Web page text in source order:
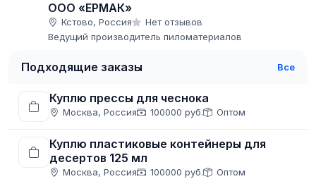
ООО «ЕРМАК»
Кстово, Россия
Нет отзывов
Ведущий производитель пиломатериалов
Подходящие заказы Все
Куплю прессы для чеснока
Москва, Россия 100000 руб. Оптом
Куплю пластиковые контейнеры для
десертов 125 мл
Москва, Россия 100000 руб. Оптом